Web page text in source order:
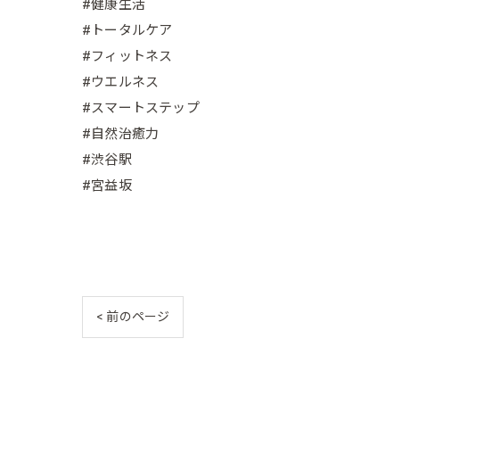
#健康生活
#トータルケア
#フィットネス
#ウエルネス
#スマートステップ
#自然治癒力
#渋谷駅
#宮益坂
< 前のページ